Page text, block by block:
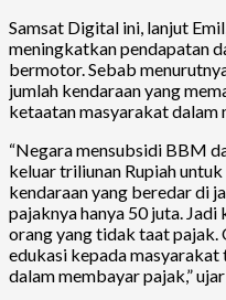
Samsat Digital ini, lanjut
meningkatkan pendapatan
bermotor. Sebab
jumlah kendaraan yang
ketaatan masyarakat dalam
“Negara mensubsidi BBM
keluar triliunan Rupiah
kendaraan yang beredar di
pajaknya hanya 50 juta.
orang yang tidak taat pajak.
edukasi kepada
dalam membayar pajak,”